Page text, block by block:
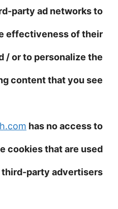
party ad networks to
effectiveness of their
/ or to personalize the
content that you see.
has no access to
cookies that are used
third-party advertisers.